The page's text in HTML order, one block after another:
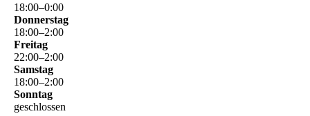
18:00–0:00
Donnerstag
18:00–2:00
Freitag
22:00–2:00
Samstag
18:00–2:00
Sonntag
geschlossen